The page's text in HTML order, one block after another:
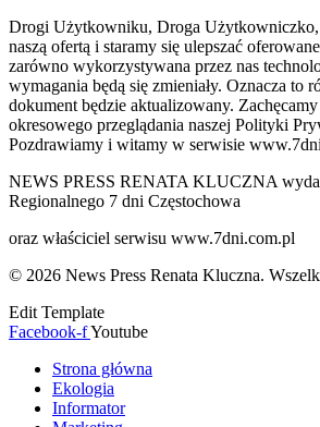
Drogi Użytkowniku, Droga Użytkowniczko,
naszą ofertą i staramy się ulepszać
zarówno wykorzystywana przez nas
wymagania będą się zmieniały. Oznacza to
dokument będzie aktualizowany.
okresowego przeglądania naszej Polityki
Pozdrawiamy i witamy w serwisie
NEWS PRESS RENATA KLUCZNA
Regionalnego 7 dni Częstochowa
oraz właściciel serwisu www.7dni.com.pl
© 2026 News Press Renata Kluczna.
Edit Template
Facebook-fYoutube
Strona główna
Ekologia
Informator